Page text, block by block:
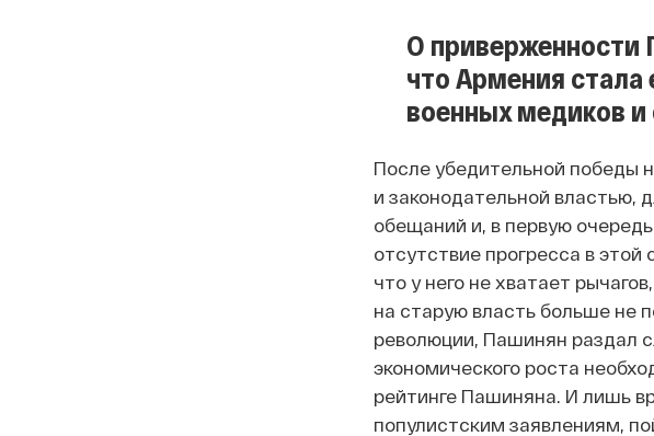
О приверженности
что Армения
военных медиков и
После убедительной победы
и законодательной властью,
обещаний и, в первую
отсутствие прогресса в
что у него не хватает
на старую власть больше не
революции, Пашинян раздал
экономического роста
рейтинге Пашиняна. И лишь
популистским заявлениям,